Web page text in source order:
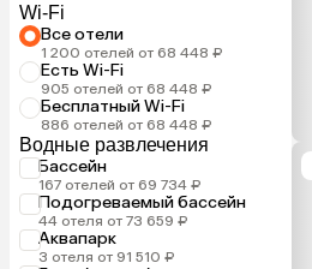
Wi-Fi
Все отели
1 200 отелей от 68 448 ₽
Есть Wi-Fi
905 отелей от 68 448 ₽
Бесплатный Wi-Fi
886 отелей от 68 448 ₽
Водные развлечения
Бассейн
167 отелей от 69 734 ₽
Подогреваемый бассейн
44 отеля от 73 659 ₽
Аквапарк
3 отеля от 91 510 ₽